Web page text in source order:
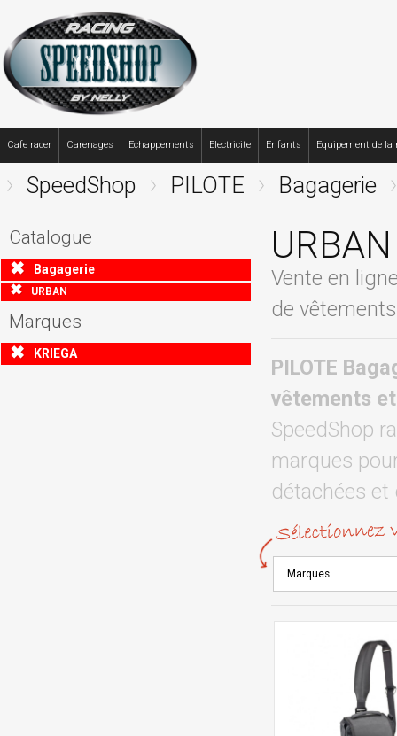
Cafe racer Carenages Echappements Electricite Enfants Equipement de la
SpeedShop PILOTE Bagagerie
Catalogue
Bagagerie
URBAN
Marques
KRIEGA
Vente en
de
PILOTE
vêtements
SpeedShop
marques
détachées et